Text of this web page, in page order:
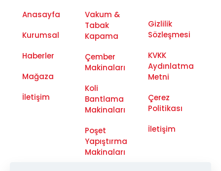
Anasayfa
Kurumsal
Haberler
Mağaza
İletişim
Vakum &
Tabak
Kapama
Çember
Makinaları
Koli
Bantlama
Makinaları
Poşet
Yapıştırma
Makinaları
Gizlilik
Sözleşmesi
KVKK
Aydınlatma
Metni
Çerez
Politikası
İletişim